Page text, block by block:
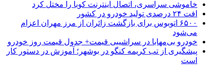
خاموشی سراسری، اتصال اینترنت کوبا را مختل کرد
افت ۲۴ درصدی تولید خودرو در کشور
۶۵۰۰ اتوبوس برای بازگشت زائران از مرز مهران اعزام
می‌شود
خودرو بی‌مهابا در سراشیبی قیمت+ جدول قیمت روز خودرو
پیشگیری از تب کریمه کنگو در بوشهر؛ آموزش در دستور کار
است